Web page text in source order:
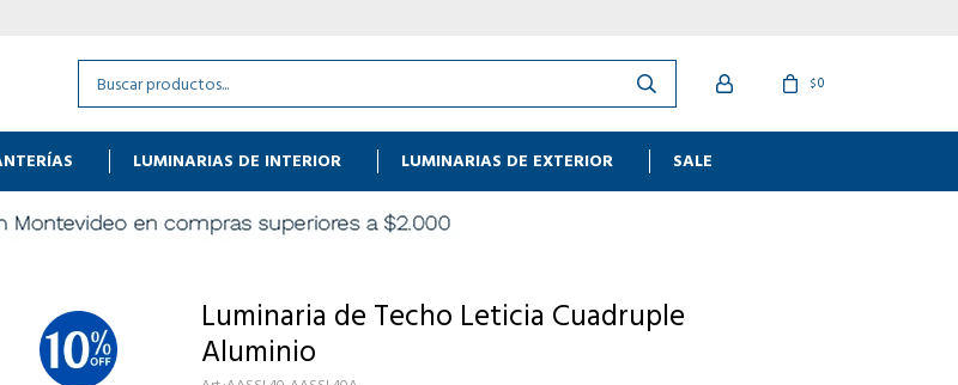
LUMINARIAS DE INTERIOR LUMINARIAS DE EXTERIOR SALE
$0
Luminaria de Techo Leticia Cuadruple
Aluminio